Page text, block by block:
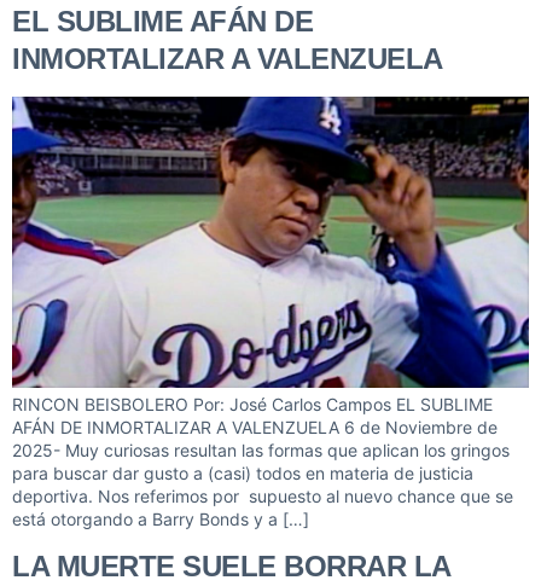
EL SUBLIME AFÁN DE
INMORTALIZAR A VALENZUELA
RINCON BEISBOLERO Por: José Carlos Campos EL SUBLIME
AFÁN DE INMORTALIZAR A VALENZUELA 6 de Noviembre de
2025- Muy curiosas resultan las formas que aplican los gringos
para buscar dar gusto a (casi) todos en materia de justicia
deportiva. Nos referimos por supuesto al nuevo chance que se
está otorgando a Barry Bonds y a […]
LA MUERTE SUELE BORRAR LA